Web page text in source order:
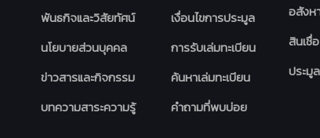
พันธกิจและวิสัยทัศน์
นโยบายส่วนบุคคล
ข่าวสารและกิจกรรม
บทความสาระความรู้
เงื่อนไขการประมูล
การรับเล่มทะเบียน
ค้นหาเล่มทะเบียน
คำถามที่พบบ่อย
อสังห
สินเชื่อ
ประมู